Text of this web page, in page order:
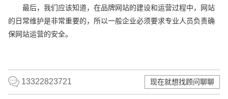
最后，我们应该知道，在品牌网站的建设和运营过程中，网站
的日常维护是非常重要的，所以一般企业必须要求专业人员负责确
保网站运营的安全。
13322823721 现在就想找顾问聊聊